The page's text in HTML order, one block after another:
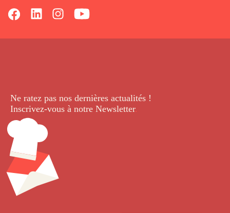
Ne ratez pas nos dernières actualités !
Inscrivez-vous à notre Newsletter.